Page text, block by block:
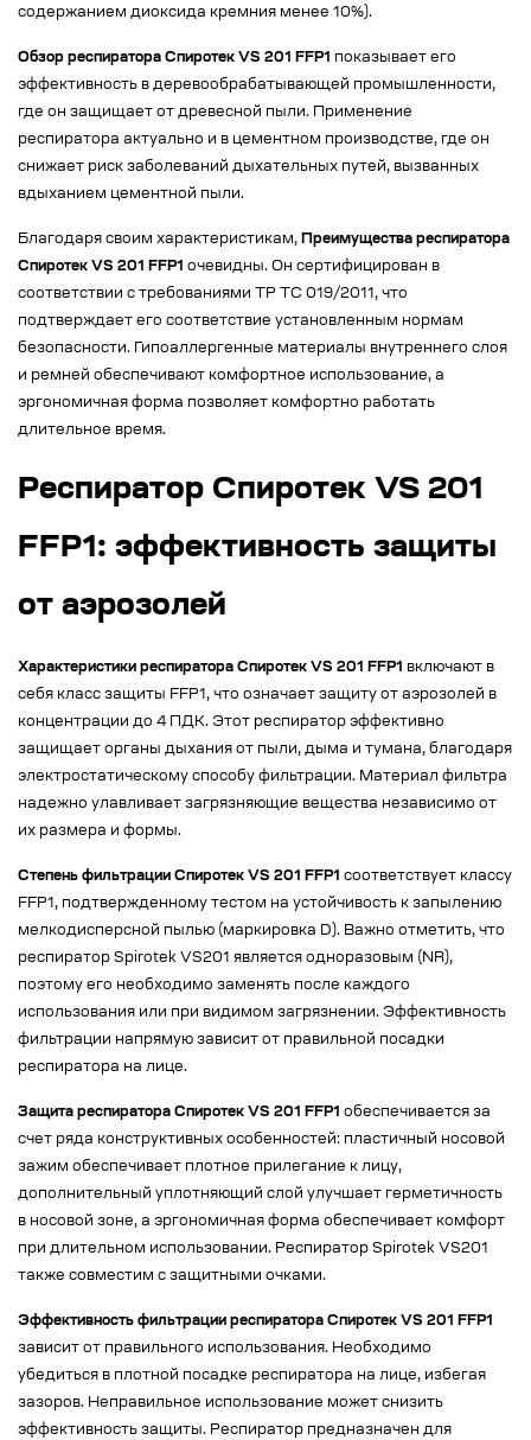
содержанием диоксида кремния менее 10%).
Обзор респиратора Спиротек VS 201 FFP1 показывает его
эффективность в деревообрабатывающей промышленности,
где он защищает от древесной пыли. Применение
респиратора актуально и в цементном производстве, где он
снижает риск заболеваний дыхательных путей, вызванных
вдыханием цементной пыли.
Благодаря своим характеристикам, Преимущества респиратора
Спиротек VS 201 FFP1 очевидны. Он сертифицирован в
соответствии с требованиями ТР ТС 019/2011, что
подтверждает его соответствие установленным нормам
безопасности. Гипоаллергенные материалы внутреннего слоя
и ремней обеспечивают комфортное использование, а
эргономичная форма позволяет комфортно работать
длительное время.
Респиратор Спиротек VS 201
FFP1: эффективность защиты
от аэрозолей
Характеристики респиратора Спиротек VS 201 FFP1 включают в
себя класс защиты FFP1, что означает защиту от аэрозолей в
концентрации до 4 ПДК. Этот респиратор эффективно
защищает органы дыхания от пыли, дыма и тумана, благодаря
электростатическому способу фильтрации. Материал фильтра
надежно улавливает загрязняющие вещества независимо от
их размера и формы.
Степень фильтрации Спиротек VS 201 FFP1 соответствует классу
FFP1, подтвержденному тестом на устойчивость к запылению
мелкодисперсной пылью (маркировка D). Важно отметить, что
респиратор Spirotek VS201 является одноразовым (NR),
поэтому его необходимо заменять после каждого
использования или при видимом загрязнении. Эффективность
фильтрации напрямую зависит от правильной посадки
респиратора на лице.
Защита респиратора Спиротек VS 201 FFP1 обеспечивается за
счет ряда конструктивных особенностей: пластичный носовой
зажим обеспечивает плотное прилегание к лицу,
дополнительный уплотняющий слой улучшает герметичность
в носовой зоне, а эргономичная форма обеспечивает комфорт
при длительном использовании. Респиратор Spirotek VS201
также совместим с защитными очками.
Эффективность фильтрации респиратора Спиротек VS 201 FFP1
зависит от правильного использования. Необходимо
убедиться в плотной посадке респиратора на лице, избегая
зазоров. Неправильное использование может снизить
эффективность защиты. Респиратор предназначен для